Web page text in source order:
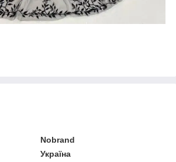
Nobrand
Україна